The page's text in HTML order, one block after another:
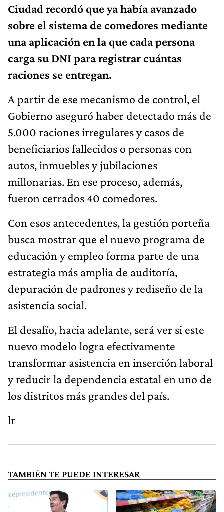
Ciudad recordó que ya había avanzado
sobre el sistema de comedores mediante
una aplicación en la que cada persona
carga su DNI para registrar cuántas
raciones se entregan.
A partir de ese mecanismo de control, el
Gobierno aseguró haber detectado más de
5.000 raciones irregulares y casos de
beneficiarios fallecidos o personas con
autos, inmuebles y jubilaciones
millonarias. En ese proceso, además,
fueron cerrados 40 comedores.
Con esos antecedentes, la gestión porteña
busca mostrar que el nuevo programa de
educación y empleo forma parte de una
estrategia más amplia de auditoría,
depuración de padrones y rediseño de la
asistencia social.
El desafío, hacia adelante, será ver si este
nuevo modelo logra efectivamente
transformar asistencia en inserción laboral
y reducir la dependencia estatal en uno de
los distritos más grandes del país.
lr
TAMBIÉN TE PUEDE INTERESAR